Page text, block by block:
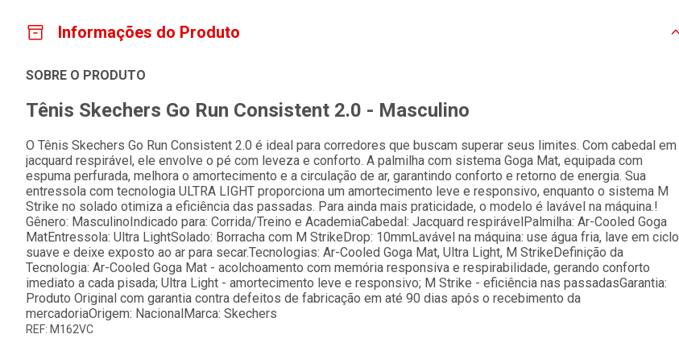
Informações do Produto
SOBRE O PRODUTO
Tênis Skechers Go Run Consistent 2.0 - Masculino
O Tênis Skechers Go Run Consistent 2.0 é ideal para corredores que buscam superar seus limites. Com cabedal em
jacquard respirável, ele envolve o pé com leveza e conforto. A palmilha com sistema Goga Mat, equipada com
espuma perfurada, melhora o amortecimento e a circulação de ar, garantindo conforto e retorno de energia. Sua
entressola com tecnologia ULTRA LIGHT proporciona um amortecimento leve e responsivo, enquanto o sistema M
Strike no solado otimiza a eficiência das passadas. Para ainda mais praticidade, o modelo é lavável na máquina.!
Gênero: MasculinoIndicado para: Corrida/Treino e AcademiaCabedal: Jacquard respirávelPalmilha: Ar-Cooled Goga
MatEntressola: Ultra LightSolado: Borracha com M StrikeDrop: 10mmLavável na máquina: use água fria, lave em ciclo
suave e deixe exposto ao ar para secar.Tecnologias: Ar-Cooled Goga Mat, Ultra Light, M StrikeDefinição da
Tecnologia: Ar-Cooled Goga Mat - acolchoamento com memória responsiva e respirabilidade, gerando conforto
imediato a cada pisada; Ultra Light - amortecimento leve e responsivo; M Strike - eficiência nas passadasGarantia:
Produto Original com garantia contra defeitos de fabricação em até 90 dias após o recebimento da
mercadoriaOrigem: NacionalMarca: Skechers
REF: M162VC